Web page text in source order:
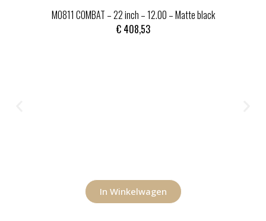
MO811 COMBAT – 22 inch – 12.00 – Matte black
€408,53
In Winkelwagen